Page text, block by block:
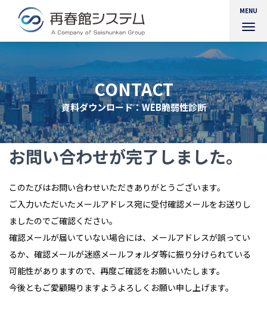
MENU
ゲ
シ
ョ
ン
を
切
CONTACT
資料ダウンロード：WEB脆弱性診断
お問い合わせが完了しました。
このたびはお問い合わせいただきありがとうございます。
ご入力いただいたメールアドレス宛に受付確認メールをお送りし
ましたのでご確認ください。
確認メールが届いていない場合には、メールアドレスが誤ってい
るか、確認メールが迷惑メールフォルダ等に振り分けられている
可能性がありますので、再度ご確認をお願いいたします。
今後ともご愛顧賜りますようよろしくお願い申し上げます。